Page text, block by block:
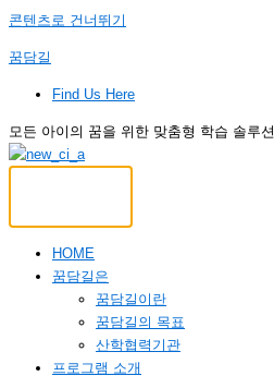
콘텐츠로 건너뛰기
꿈담길
Find Us Here
모든 아이의 꿈을 위한 맞춤형 학습 솔루션
HOME
꿈담길은
꿈담길이란
꿈담길의 목표
산학협력기관
프로그램 소개